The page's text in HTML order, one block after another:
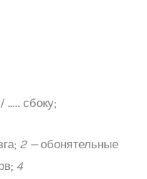
сбоку;
2 —обонятельные
4